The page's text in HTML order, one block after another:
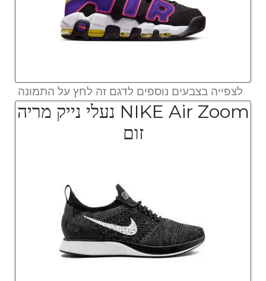
לצפייה בצבעים נוספים לדגם זה לחץ על התמונה
NIKE Air Zoom נעלי נייק מריה
זום